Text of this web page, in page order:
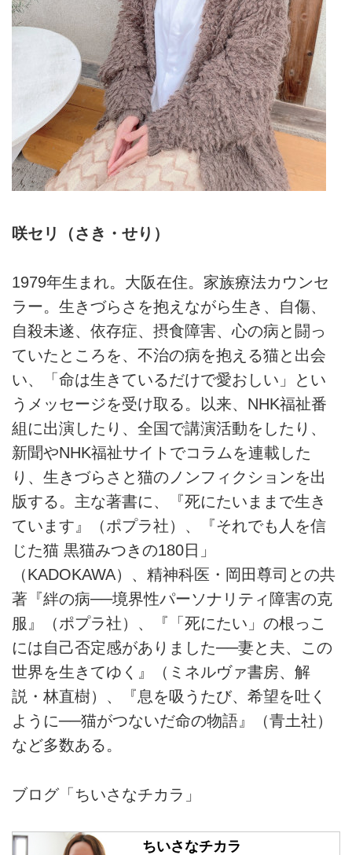
咲セリ（さき・せり）
1979年生まれ。大阪在住。家族療法カウンセ
ラー。生きづらさを抱えながら生き、自傷、
自殺未遂、依存症、摂食障害、心の病と闘っ
ていたところを、不治の病を抱える猫と出会
い、「命は生きているだけで愛おしい」とい
うメッセージを受け取る。以来、NHK福祉番
組に出演したり、全国で講演活動をしたり、
新聞やNHK福祉サイトでコラムを連載した
り、生きづらさと猫のノンフィクションを出
版する。主な著書に、『死にたいままで生き
ています』（ポプラ社）、『それでも人を信
じた猫 黒猫みつきの180日」
（KADOKAWA）、精神科医・岡田尊司との共
著『絆の病──境界性パーソナリティ障害の克
服』（ポプラ社）、『「死にたい」の根っこ
には自己否定感がありました──妻と夫、この
世界を生きてゆく』（ミネルヴァ書房、解
説・林直樹）、『息を吸うたび、希望を吐く
ように──猫がつないだ命の物語』（青土社）
など多数ある。
ブログ「ちいさなチカラ」
ちいさなチカラ